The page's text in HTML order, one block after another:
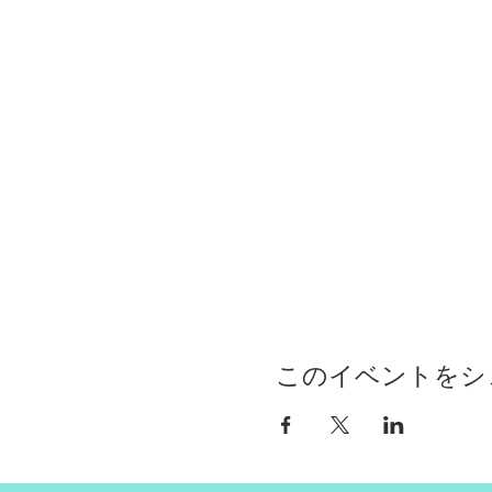
このイベントを